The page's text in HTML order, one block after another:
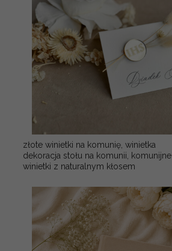
złote winietki na komunię, winietka
dekoracja stołu na komunii, komunijne
winietki z naturalnym kłosem